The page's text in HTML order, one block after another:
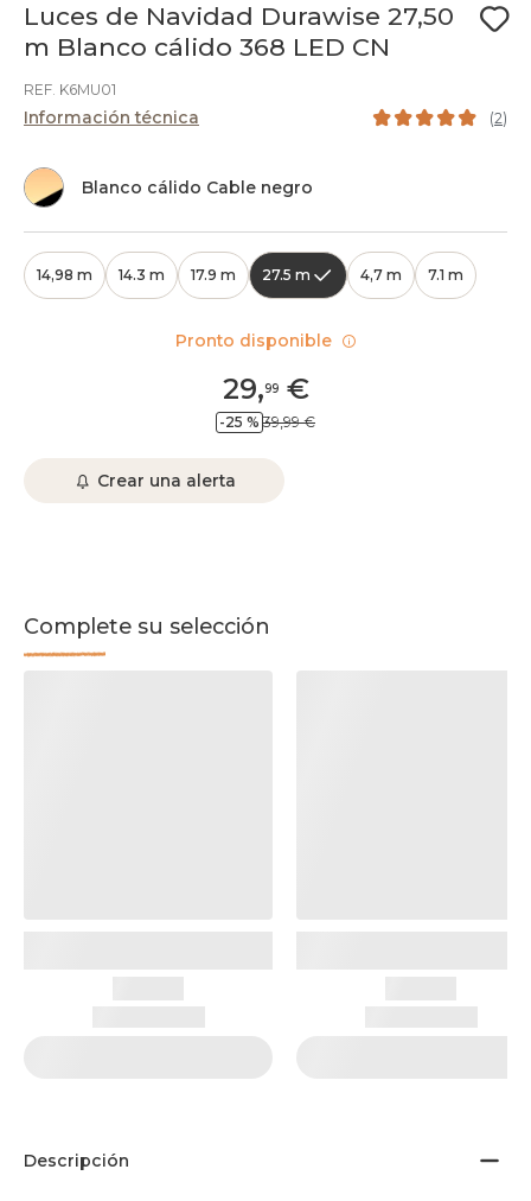
Luces de Navidad Durawise 27,50
m Blanco cálido 368 LED CN
REF. K6MU01
Información técnica (2)
Blanco cálido Cable negro
14,98 m 14.3 m 17.9 m 27.5 m 4,7 m 7.1 m
29,99€
-25 % 39,99 €
Crear una alerta
Complete su selección
Descripción